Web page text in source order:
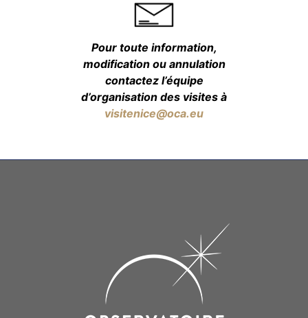
Pour toute information,
modification ou annulation
contactez l’équipe
d’organisation des visites à
visitenice@oca.eu